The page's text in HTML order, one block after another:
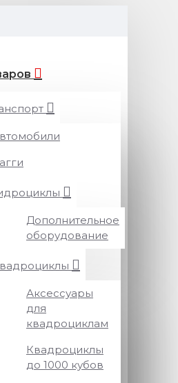
Дополнительное
оборудование
Аксессуары
для
квадроциклам
Квадроциклы
до 1000 кубов